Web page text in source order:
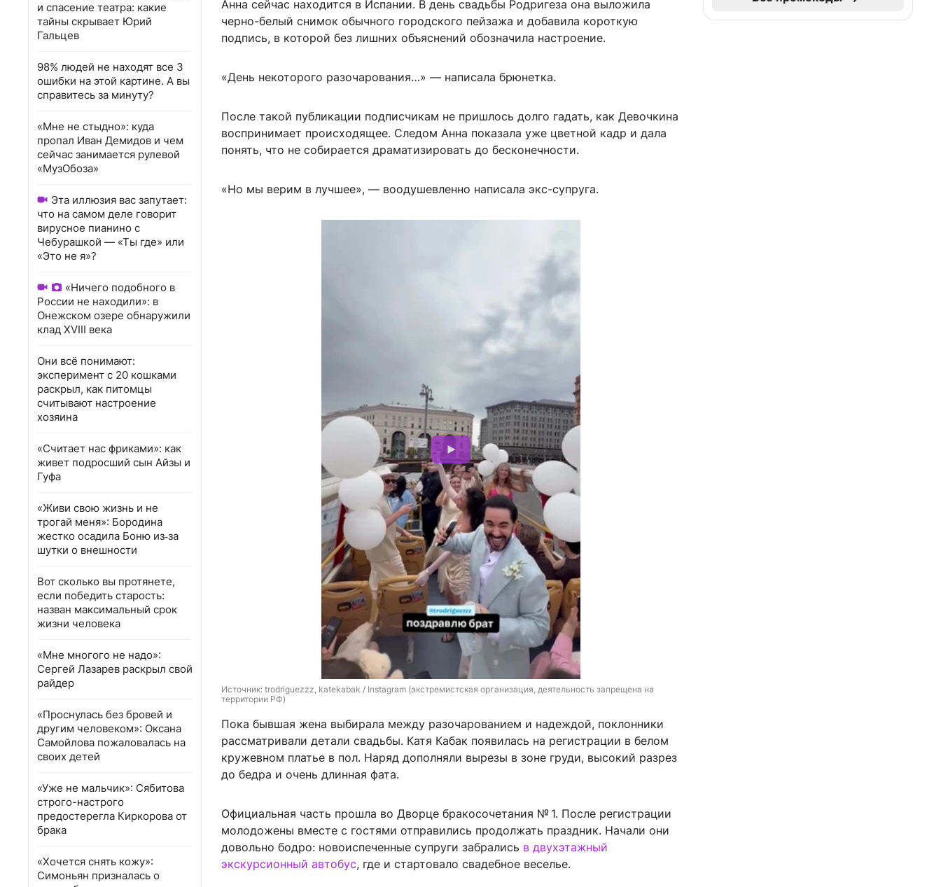
и спасение театра: какие
тайны скрывает Юрий
Гальцев
98% людей не находят все 3
ошибки на этой картине. А вы
справитесь за минуту?
«Мне не стыдно»: куда
пропал Иван Демидов и чем
сейчас занимается рулевой
«МузОбоза»
Эта иллюзия вас запутает:
что на самом деле говорит
вирусное пианино с
Чебурашкой — «Ты где» или
«Это не я»?
«Ничего подобного в
России не находили»: в
Онежском озере обнаружили
клад XVIII века
Они всё понимают:
эксперимент с 20 кошками
раскрыл, как питомцы
считывают настроение
хозяина
«Считает нас фриками»: как
живет подросший сын Айзы и
Гуфа
«Живи свою жизнь и не
трогай меня»: Бородина
жестко осадила Боню из‑за
шутки о внешности
Вот сколько вы протянете,
если победить старость:
назван максимальный срок
жизни человека
«Мне многого не надо»:
Сергей Лазарев раскрыл свой
райдер
«Проснулась без бровей и
другим человеком»: Оксана
Самойлова пожаловалась на
своих детей
«Уже не мальчик»: Сябитова
строго-настрого
предостерегла Киркорова от
брака
«Хочется снять кожу»:
Симоньян призналась о
Анна сейчас находится в Испании. В день свадьбы Родригеза она выложила
черно-белый снимок обычного городского пейзажа и добавила короткую
подпись, в которой без лишних объяснений обозначила настроение.
«День некоторого разочарования…» — написала брюнетка.
После такой публикации подписчикам не пришлось долго гадать, как Девочкина
воспринимает происходящее. Следом Анна показала уже цветной кадр и дала
понять, что не собирается драматизировать до бесконечности.
«Но мы верим в лучшее», — воодушевленно написала экс-супруга.
Источник: trodriguezzz, katekabak / Instagram (экстремистская организация, деятельность запрещена на
территории РФ)
Пока бывшая жена выбирала между разочарованием и надеждой, поклонники
рассматривали детали свадьбы. Катя Кабак появилась на регистрации в белом
кружевном платье в пол. Наряд дополняли вырезы в зоне груди, высокий разрез
до бедра и очень длинная фата.
Официальная часть прошла во Дворце бракосочетания № 1. После регистрации
молодожены вместе с гостями отправились продолжать праздник. Начали они
довольно бодро: новоиспеченные супруги забрались в двухэтажный
экскурсионный автобус, где и стартовало свадебное веселье.